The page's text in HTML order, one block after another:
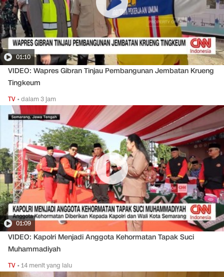
01:10
VIDEO: Wapres Gibran Tinjau Pembangunan Jembatan Krueng
Tingkeum
TV •dalam 3 jam
01:09
VIDEO: Kapolri Menjadi Anggota Kehormatan Tapak Suci
Muhammadiyah
TV •14 menit yang lalu